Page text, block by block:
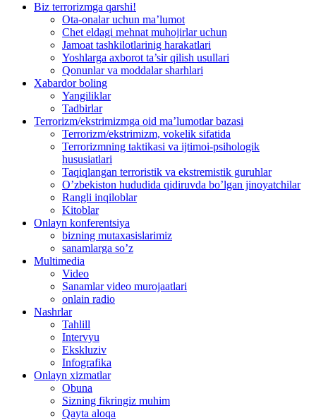
Biz terrorizmga qarshi!
Ota-onalar uchun ma’lumot
Chet eldagi mehnat muhojirlar uchun
Jamoat tashkilotlarinig harakatlari
Yoshlarga axborot ta’sir qilish usullari
Qonunlar va moddalar sharhlari
Xabardor boling
Yangiliklar
Tadbirlar
Terrorizm/ekstrimizmga oid ma’lumotlar bazasi
Terrorizm/ekstrimizm, vokelik sifatida
Terrorizmning taktikasi va ijtimoi-psihologik
hususiatlari
Taqiqlangan terroristik va ekstremistik guruhlar
O’zbekiston hududida qidiruvda bo’lgan jinoyatchilar
Rangli inqiloblar
Kitoblar
Onlayn konferentsiya
bizning mutaxasislarimiz
sanamlarga so’z
Multimedia
Video
Sanamlar video murojaatlari
onlain radio
Nashrlar
Tahlill
Intervyu
Ekskluziv
Infografika
Оnlayn xizmatlar
Obuna
Sizning fikringiz muhim
Qayta aloqa